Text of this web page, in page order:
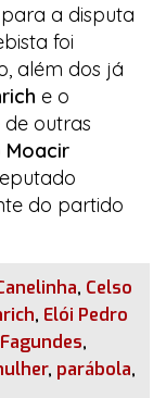
a disputa
foi
além dos já
e o
de outras
Moacir
do partido
, Celso
, Elói Pedro
,
, parábola,